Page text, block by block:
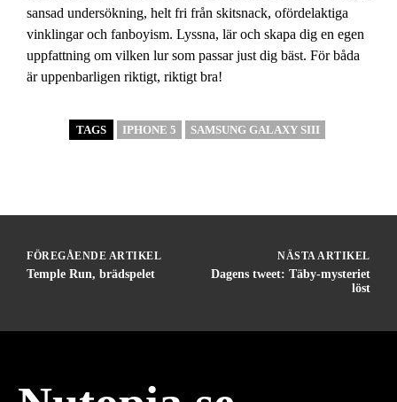
sansad undersökning, helt fri från skitsnack, ofördelaktiga
vinklingar och fanboyism. Lyssna, lär och skapa dig en egen
uppfattning om vilken lur som passar just dig bäst. För båda
är uppenbarligen riktigt, riktigt bra!
TAGS IPHONE 5 SAMSUNG GALAXY SIII
FÖREGÅENDE ARTIKEL
Temple Run, brädspelet
NÄSTA ARTIKEL
Dagens tweet: Täby-mysteriet
löst